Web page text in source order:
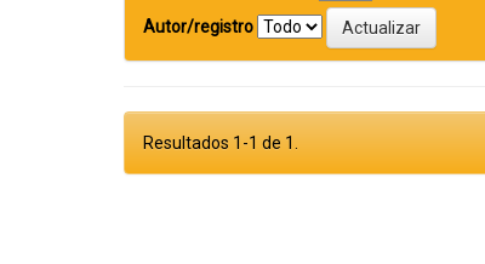
Autor/registro
Resultados 1-1 de 1.